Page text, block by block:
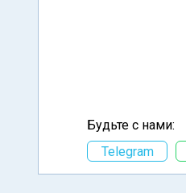
Будьте с нами:
Telegram